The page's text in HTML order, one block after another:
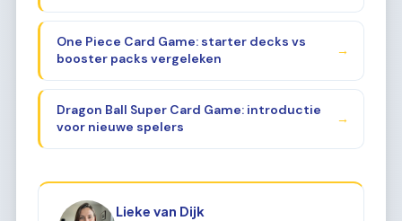
One Piece Card Game: starter decks vs
booster packs vergeleken
→
Dragon Ball Super Card Game: introductie
voor nieuwe spelers
→
Lieke van Dijk